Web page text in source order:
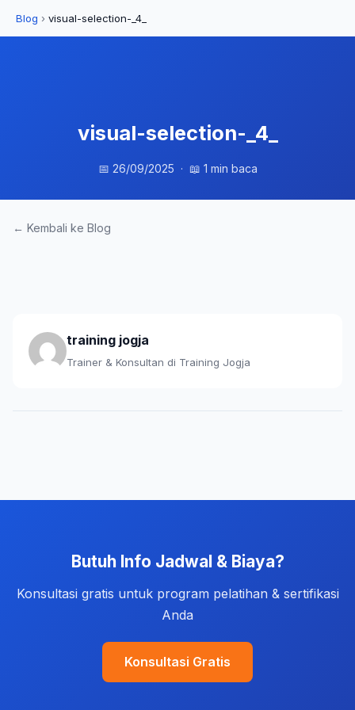
Blog › visual-selection-_4_
visual-selection-_4_
📅 26/09/2025 · 📖 1 min baca
← Kembali ke Blog
training jogja
Trainer & Konsultan di Training Jogja
Butuh Info Jadwal & Biaya?
Konsultasi gratis untuk program pelatihan & sertifikasi
Anda
Konsultasi Gratis